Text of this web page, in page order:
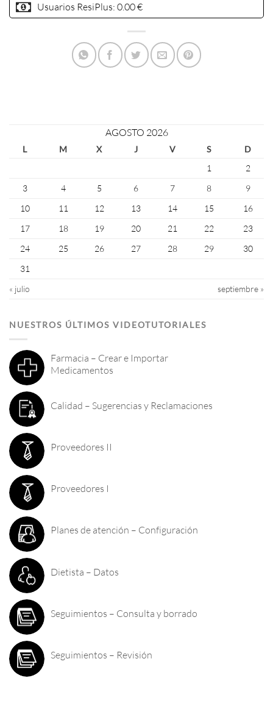
Usuarios ResiPlus: 0.00 €
AGOSTO 2026
L M X J V S
D
1
2
3
4 5 6 7 8
9
10
11 12 13 14 15
16
17
18 19 20 21 22
23
24
25 26 27 28 29
30
31
« julio
septiembre »
NUESTROS ÚLTIMOS VIDEOTUTORIALES
Farmacia – Crear e Importar
Medicamentos
Calidad – Sugerencias y Reclamaciones
Proveedores II
Proveedores I
Planes de atención – Configuración
Dietista – Datos
Seguimientos – Consulta y borrado
Seguimientos – Revisión